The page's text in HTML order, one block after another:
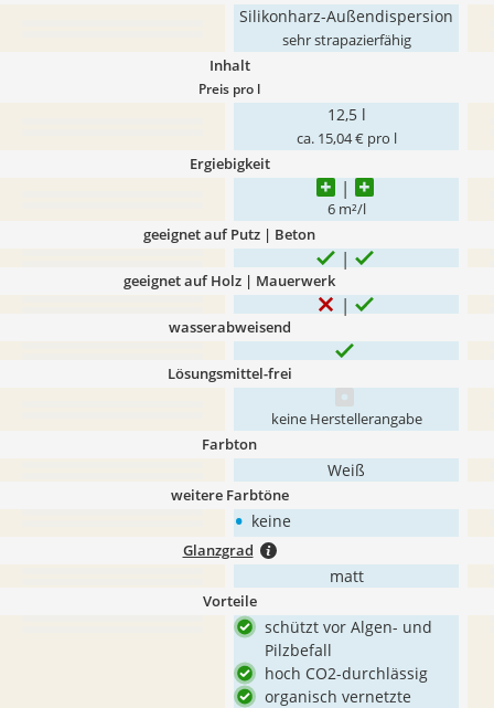
Silikonharz-Außendispersion
sehr strapazierfähig
Inhalt
Preis pro l
12,5 l
ca. 15,04 € pro l
Ergiebigkeit
6 m²/l
geeignet auf Putz | Beton
geeignet auf Holz | Mauerwerk
wasserabweisend
Lösungsmittel-frei
keine Herstellerangabe
Farbton
Weiß
weitere Farbtöne
• keine
Glanzgrad
matt
Vorteile
schützt vor Algen- und
Pilzbefall
hoch CO2-durchlässig
organisch vernetzte